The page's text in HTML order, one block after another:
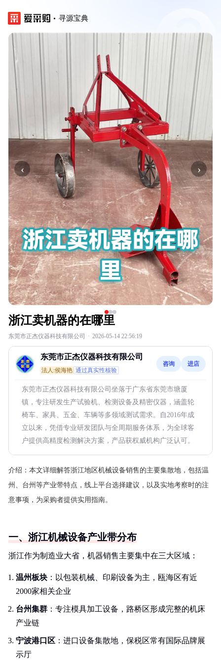
寻源宝典
‹ ›
浙江卖机器的在哪里
东莞市正杰仪器科技有限公司 · 2026-05-14 22:56:19
东莞市正杰仪器科技有限公司
法人:侯海艳 通过真实性核验
咨询 进店
东莞市正杰仪器科技有限公司坐落于广东省东莞市塘厦
镇，专注研发生产试验机、检测设备及精密仪器，涵盖轮
椅车、家具、五金、车辆等多领域测试需求。自2016年成
立以来，凭借专业研发团队与全周期服务体系，为全球客
户提供高精度检测解决方案，产品获权威机构广泛认可。
介绍： 本文详细解答浙江地区机械设备销售的主要集散地，包括温
州、台州等产业带特点，线上平台选择建议，以及实地考察时的注
意事项，为采购者提供实用指南。
一、浙江机械设备产业带分布
浙江作为制造业大省，机器销售主要集中在三大区域：
温州板块 ：以包装机械、印刷设备为主，瓯海区有近
2000家相关企业
台州集群 ：专注模具加工设备，路桥区形成完整的机床
产业链
宁波港口区 ：进口设备集散地，保税区常有国际品牌展
示厅